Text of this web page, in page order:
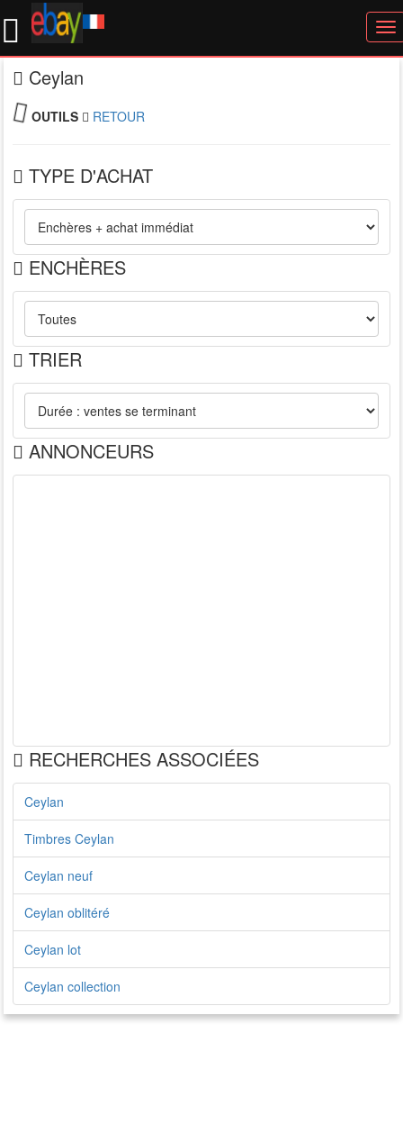
Ceylan
OUTILS RETOUR
TYPE D'ACHAT
ENCHÈRES
TRIER
ANNONCEURS
RECHERCHES ASSOCIÉES
Ceylan
Timbres Ceylan
Ceylan neuf
Ceylan oblitéré
Ceylan lot
Ceylan collection